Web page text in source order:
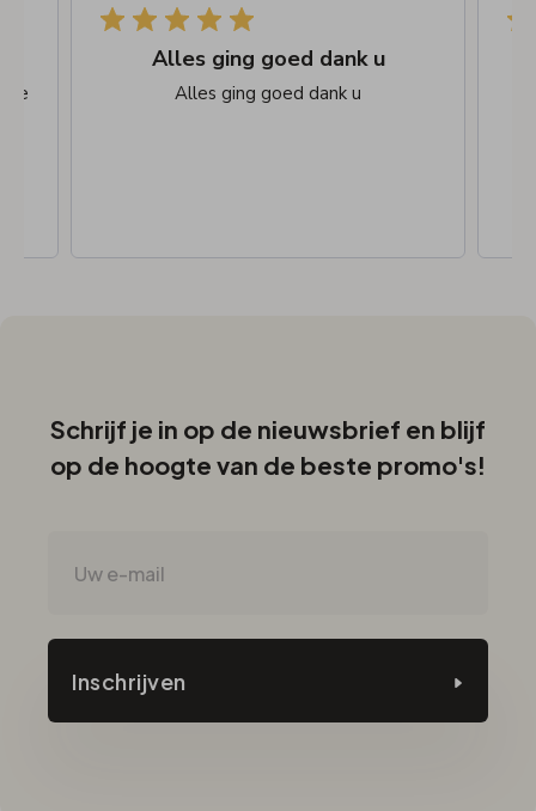
Alles ging goed dank u
Alles ging goed dank u
Schrijf je in op de nieuwsbrief en blijf
op de hoogte van de beste promo's!
Inschrijven